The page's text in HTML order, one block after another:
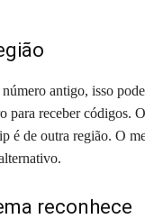
antigo, isso
para receber códigos.
é de outra região. O
reconhece